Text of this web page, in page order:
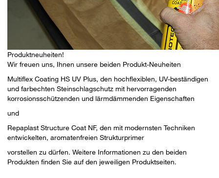
Produktneuheiten!
Wir freuen uns, Ihnen unsere beiden Produkt-Neuheiten
Multiflex Coating HS UV Plus, den hochflexiblen, UV-beständigen
und farbechten Steinschlagschutz mit hervorragenden
korrosionsschützenden und lärmdämmenden Eigenschaften
und
Repaplast Structure Coat NF, den mit modernsten Techniken
entwickelten, aromatenfreien Strukturprimer
vorstellen zu dürfen. Weitere Informationen zu den beiden
Produkten finden Sie auf den jeweiligen Produktseiten.